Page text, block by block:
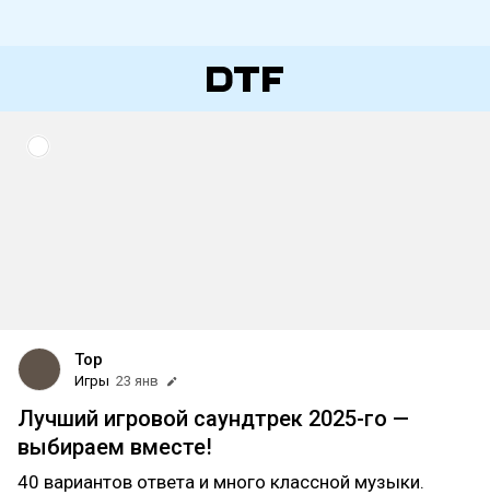
Top
Игры 23 янв
Лучший игровой саундтрек 2025-го —
выбираем вместе!
40 вариантов ответа и много классной музыки.